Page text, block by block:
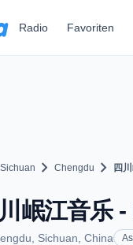
Radio Favoriten
Sichuan chevron_right Chengdu chevron_right 四
岷江音乐
Sichuan, China